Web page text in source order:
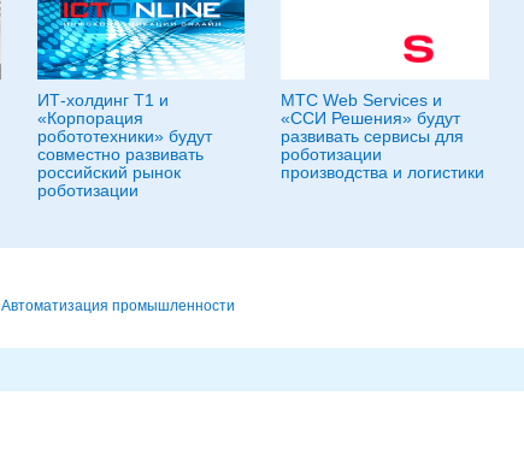
ИТ-холдинг Т1 и
«Корпорация
робототехники» будут
совместно развивать
российский рынок
роботизации
МТС Web Services и
«ССИ Решения» будут
развивать сервисы для
роботизации
производства и логистики
Автоматизация промышленности